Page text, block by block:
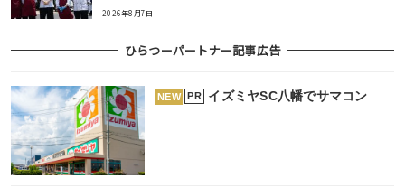
2026年8月7日
ひらつーパートナー記事広告
NEW PR イズミヤSC八幡でサマコン